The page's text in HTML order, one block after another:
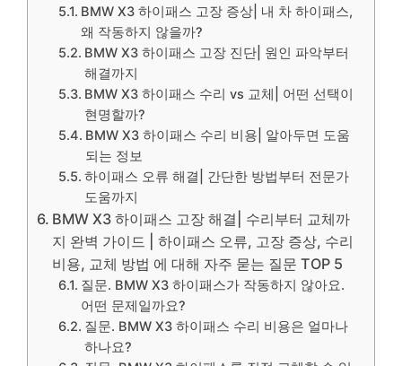
BMW X3 하이패스 고장 증상| 내 차 하이패스,
왜 작동하지 않을까?
BMW X3 하이패스 고장 진단| 원인 파악부터
해결까지
BMW X3 하이패스 수리 vs 교체| 어떤 선택이
현명할까?
BMW X3 하이패스 수리 비용| 알아두면 도움
되는 정보
하이패스 오류 해결| 간단한 방법부터 전문가
도움까지
BMW X3 하이패스 고장 해결| 수리부터 교체까
지 완벽 가이드 | 하이패스 오류, 고장 증상, 수리
비용, 교체 방법 에 대해 자주 묻는 질문 TOP 5
질문. BMW X3 하이패스가 작동하지 않아요.
어떤 문제일까요?
질문. BMW X3 하이패스 수리 비용은 얼마나
하나요?